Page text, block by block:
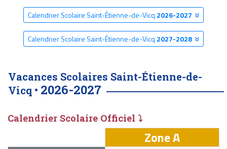
Calendrier Scolaire Saint-Étienne-de-Vicq 2026-2027
Calendrier Scolaire Saint-Étienne-de-Vicq 2027-2028
Vacances Scolaires Saint-Étienne-de-
Vicq • 2026-2027
Calendrier Scolaire Officiel ⤵
Zone A